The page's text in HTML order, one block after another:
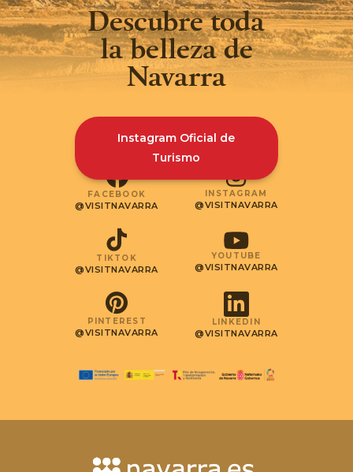
Descubre toda
la belleza de
Navarra
Instagram Oficial de
Turismo
FACEBOOK
@VISITNAVARRA
INSTAGRAM
@VISITNAVARRA
TIKTOK
@VISITNAVARRA
YOUTUBE
@VISITNAVARRA
PINTEREST
@VISITNAVARRA
LINKEDIN
@VISITNAVARRA